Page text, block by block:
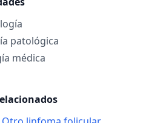
patológica
médica